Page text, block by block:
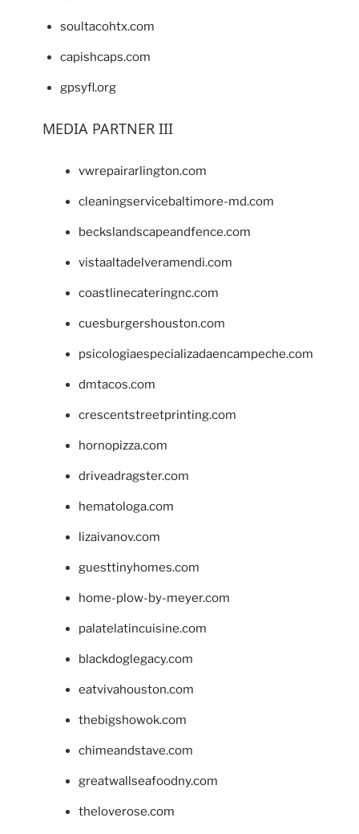
soultacohtx.com
capishcaps.com
gpsyfl.org
MEDIA PARTNER III
vwrepairarlington.com
cleaningservicebaltimore-md.com
beckslandscapeandfence.com
vistaaltadelveramendi.com
coastlinecateringnc.com
cuesburgershouston.com
psicologiaespecializadaencampeche.com
dmtacos.com
crescentstreetprinting.com
hornopizza.com
driveadragster.com
hematologa.com
lizaivanov.com
guesttinyhomes.com
home-plow-by-meyer.com
palatelatincuisine.com
blackdoglegacy.com
eatvivahouston.com
thebigshowok.com
chimeandstave.com
greatwallseafoodny.com
theloverose.com